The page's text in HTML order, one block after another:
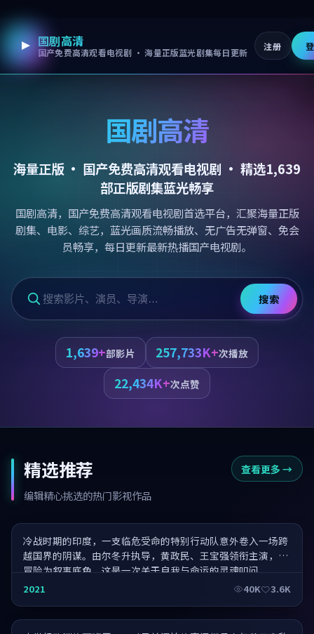
跳过导航，进入正文
国剧高清
国产免费高清观看电视剧 · 海量正版蓝光剧集每日更新
注册
国剧高清
海量正版 · 国产免费高清观看电视剧 · 精选1,639
部正版剧集蓝光畅享
国剧高清，国产免费高清观看电视剧首选平台，汇聚海量正版
剧集、电影、综艺，蓝光画质流畅播放、无广告无弹窗、免会
员畅享，每日更新最新热播国产电视剧。
搜索
1,639+部影片 257,733K+次播放
22,434K+次点赞
精选推荐
编辑精心挑选的热门影视作品
查看更多 →
万家灯·4K 修复版
冷战时期的印度，一支临危受命的特别行动队意外卷入一场跨
越国界的阴谋。由尔冬升执导，黄政民、王宝强领衔主演，以
冒险为叙事底色，这是一次关于自我与命运的灵魂叩问。
2021 40K 3.6K
北平往·年终压轴